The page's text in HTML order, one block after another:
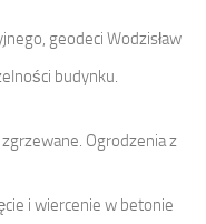
geodeci Wodzisław
budynku.
Ogrodzenia z
i wiercenie w betonie